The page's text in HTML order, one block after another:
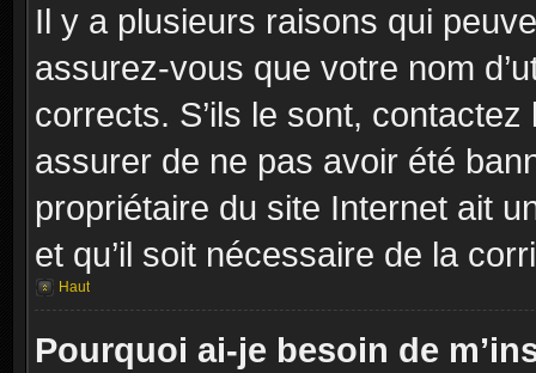
Il y a plusieurs raisons qui
assurez-vous que votre nom
corrects. S’ils le sont,
assurer de ne pas avoir été
propriétaire du site Internet ait
et qu’il soit nécessaire de la
Haut
Pourquoi ai-je besoin de